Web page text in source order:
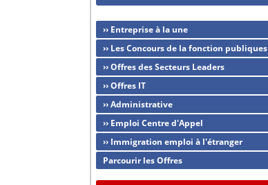
›› Entreprise à la une
›› Les Concours de la fonction publiques
›› Offres des Secteurs Leaders
›› Offres IT
›› Administrative
›› Emploi Centre d'Appel
›› Immigration emploi à l'étranger
Parcourir les Offres